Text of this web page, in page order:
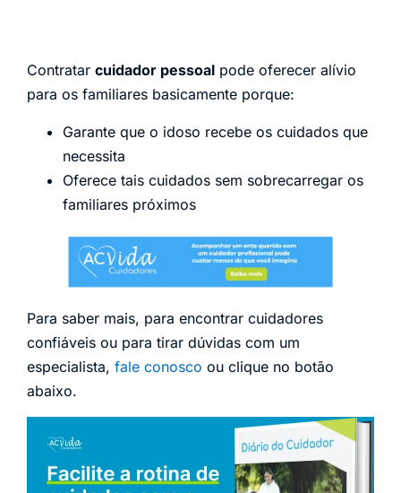
Contratar cuidador pessoal pode oferecer alívio
para os familiares basicamente porque:
Garante que o idoso recebe os cuidados que
necessita
Oferece tais cuidados sem sobrecarregar os
familiares próximos
Para saber mais, para encontrar cuidadores
confiáveis ou para tirar dúvidas com um
especialista, fale conosco ou clique no botão
abaixo.